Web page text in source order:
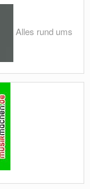
Alles rund ums